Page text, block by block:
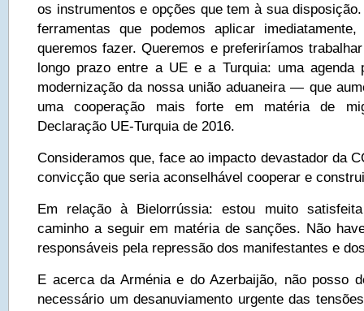
os instrumentos e opções que tem à sua
ferramentas que podemos aplicar
queremos fazer. Queremos e preferiríamos
longo prazo entre a UE e a Turquia: uma agenda
modernização da nossa união aduaneira — que
uma cooperação mais forte em matéria de
Declaração UE-Turquia de 2016.
Consideramos que, face ao impacto devastador da
convicção que seria aconselhável cooperar e
Em relação à Bielorrússia: estou muito
caminho a seguir em matéria de sanções. Não
responsáveis pela repressão dos manifestantes e
E acerca da Arménia e do Azerbaijão, não posso
necessário um desanuviamento urgente das